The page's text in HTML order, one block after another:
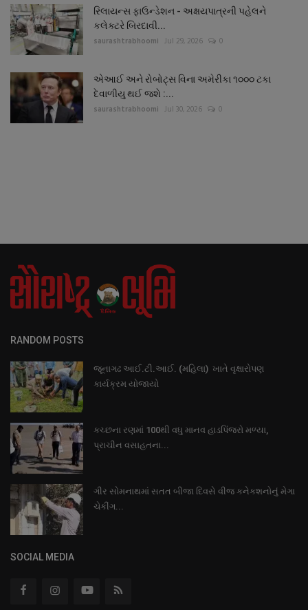
રિલાયન્સ ફાઉન્ડેશન - અક્ષયપાત્રની પહેલને
કલેક્ટરે બિરદાવી...
saurashtrabhoomi Jul 29, 2026 0
એઆઈ અને રોબોટ્સ વિના અમેરીકા ૧૦૦૦ ટકા
દેવાળીયુ થઈ જશે :...
saurashtrabhoomi Jul 30, 2026 0
RANDOM POSTS
જૂનાગઢ આઈ.ટી.આઈ. (મહિલા) ખાતે વૃક્ષારોપણ
કાર્યક્રમ યોજાયો
કચ્છના રણમાં 100થી વધુ માનવ હાડપિંજરો મળ્યા,
પ્રાચીન વસાહતના...
ગીર સોમનાથમાં સતત બીજા દિવસે વીજ કનેકશનોનું મેગા
ચેકીંગ...
SOCIAL MEDIA